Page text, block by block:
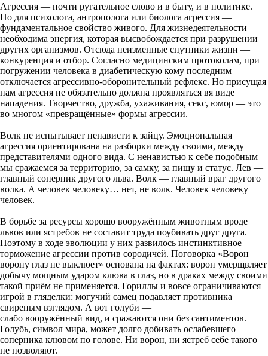
Агрессия — почти ругательное слово и в быту, и в политике.
Но для психолога, антрополога или биолога агрессия —
фундаментальное свойство живого. Для жизнедеятельности
необходима энергия, которая высвобождается при разрушении
других организмов. Отсюда неизменные спутники жизни —
конкуренция и отбор. Согласно медицинским протоколам, при
погружении человека в диабетическую кому последним
отключается агрессивно-оборонительный рефлекс. Но присущая
нам агрессия не обязательно должна проявляться вя виде
нападения. Творчество, дружба, ухаживания, секс, юмор — это
во многом «превращённые» формы агрессии.
Волк не испытывает ненависти к зайцу. Эмоциональная
агрессия ориентирована на разборки между своими, между
представителями одного вида. С ненавистью к себе подобным
мы сражаемся за территорию, за самку, за пищу и статус. Лев —
главный соперник другого льва. Волк — главный враг другого
волка. А человек человеку… нет, не волк. Человек человеку
человек.
В борьбе за ресурсы хорошо вооружённым животным вроде
львов или ястребов не составит труда поубивать друг друга.
Поэтому в ходе эволюции у них развилось инстинктивное
торможение агрессии против сородичей. Поговорка «Ворон
ворону глаз не выклюет» основана на фактах: ворон умерщвляет
добычу мощным ударом клюва в глаз, но в драках между своими
такой приём не применяется. Гориллы и вовсе ограничиваются
игрой в гляделки: могучий самец подавляет противника
свирепым взглядом. А вот голуби —
слабо вооружённый вид, и сражаются они без сантиментов.
Голубь, символ мира, может долго добивать ослабевшего
соперника клювом по голове. Ни ворон, ни ястреб себе такого
не позволяют.